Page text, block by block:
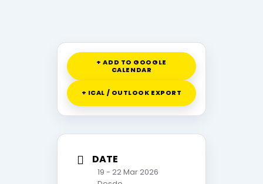
+ ADD TO GOOGLE
CALENDAR
+ ICAL / OUTLOOK EXPORT
DATE
19 - 22 Mar 2026